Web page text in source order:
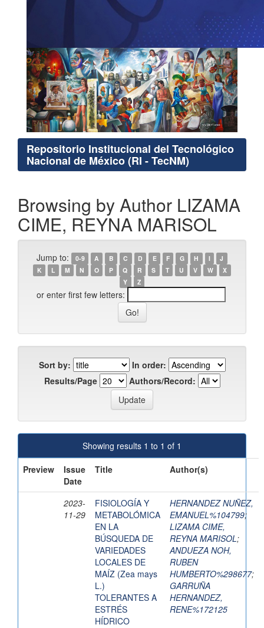
Repositorio Institucional del Tecnológico
Nacional de México (RI - TecNM)
Browsing by Author LIZAMA
CIME, REYNA MARISOL
Jump to: 0-9 A B C D E F G H I
J
K
L M N O P Q R S T U V W
X
Y
Z
or enter first few letters:
Sort by:
In order:
Results/Page
Authors/Record:
Showing results 1 to 1 of 1
Preview
Issue
Date
Title Author(s)
2023-
11-29
FISIOLOGÍA Y
METABOLÓMICA
EN LA
BÚSQUEDA DE
VARIEDADES
LOCALES DE
MAÍZ (Zea mays
L.)
TOLERANTES A
ESTRÉS
HÍDRICO
HERNANDEZ NUÑEZ,
EMANUEL%104799;
LIZAMA CIME,
REYNA MARISOL;
ANDUEZA NOH,
RUBEN
HUMBERTO%298677;
GARRUÑA
HERNANDEZ,
RENE%172125